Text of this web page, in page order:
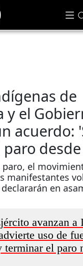
de
y el
acuerdo:
paro
paro, el
manifestantes
en
avanzan a
uso de
terminar el paro